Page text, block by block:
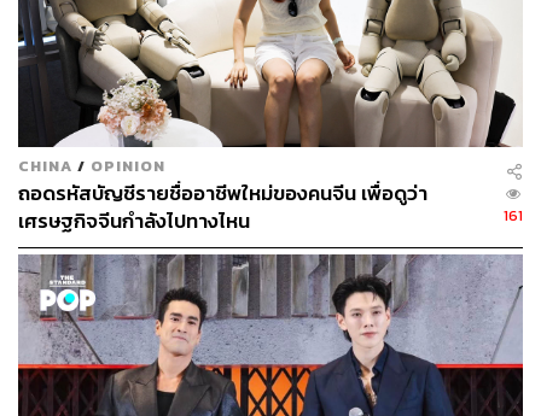
อีกส่วนที่เห็นได้คือคนเขียนบทและผู้กำกับเข้าใจพฤติกรรม
ของคนดูในยุคนี้เพราะซีรีส์ไม่ได้เน้นการปูเรื่องยืดยาดแต่ละ
ตอนจะถูกซอยย่อยด้วยฉากจังหวะนรกใส่มุกฮาๆ แบบไม่ยั้ง
ทั้งการใช้ราชาศัพท์ในโลกปัจจุบันของนางเอก หรือบุคลิก
ร้ายๆ ในโลกโบราณแต่ดูผิดที่ผิดทางในโลกปัจจุบัน รวมทั้ง
การใส่ความเป็นการ์ตูนในหลายๆ ฉากทำให้คังดันชิมกลาย
เป็นนางร้ายที่น่ารักขึ้นมาทันที อย่างไรก็ดีมีบางจังหวะที่
อยากให้นางใส่เล่ห์เหลี่ยมความร้ายกาจมากกว่านี้ก็น่าจะได้
มุกตลกโดนเส้นจนเป็นซีรีส์ตลกขึ้นหิ้งได้ไม่ยาก
CHINA / OPINION
ถอดรหัสบัญชีรายชื่ออาชีพใหม่ของคนจีน เพื่อดูว่า
เศรษฐกิจจีนกำลังไปทางไหน
161